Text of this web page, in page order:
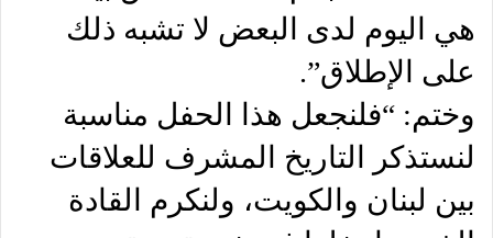
هي اليوم لدى البعض لا تشبه ذلك
على الإطلاق”.
وختم: “فلنجعل هذا الحفل مناسبة
لنستذكر التاريخ المشرف للعلاقات
بين لبنان والكويت، ولنكرم القادة